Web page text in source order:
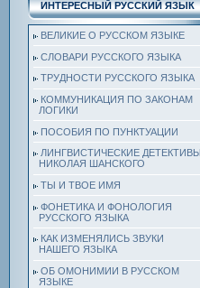
ИНТЕРЕСНЫЙ РУССКИЙ ЯЗЫК
ВЕЛИКИЕ О РУССКОМ ЯЗЫКЕ
СЛОВАРИ РУССКОГО ЯЗЫКА
ТРУДНОСТИ РУССКОГО ЯЗЫКА
КОММУНИКАЦИЯ ПО ЗАКОНАМ
ЛОГИКИ
ПОСОБИЯ ПО ПУНКТУАЦИИ
ЛИНГВИСТИЧЕСКИЕ ДЕТЕКТИВЫ
НИКОЛАЯ ШАНСКОГО
ТЫ И ТВОЕ ИМЯ
ФОНЕТИКА И ФОНОЛОГИЯ
РУССКОГО ЯЗЫКА
КАК ИЗМЕНЯЛИСЬ ЗВУКИ
НАШЕГО ЯЗЫКА
ОБ ОМОНИМИИ В РУССКОМ
ЯЗЫКЕ